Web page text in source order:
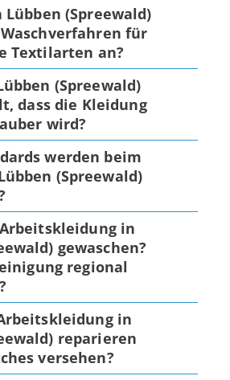
(Spreewald)
für
Textilarten an?
(Spreewald)
dass die Kleidung
wird?
werden beim
(Spreewald)
in
gewaschen?
regional
in
reparieren
versehen?